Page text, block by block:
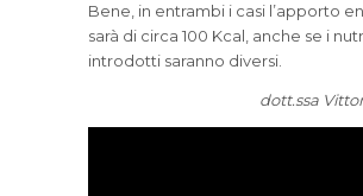
Bene, in entrambi i casi l’apporto
sarà di circa 100 Kcal, anche se i
introdotti saranno diversi.
dott.ssa